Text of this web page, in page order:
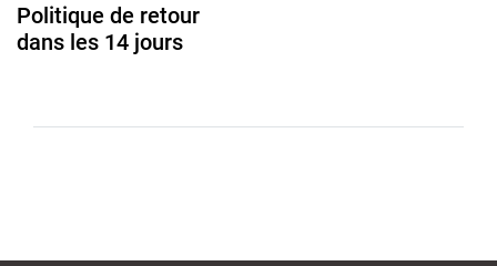
Politique de retour
dans les 14 jours